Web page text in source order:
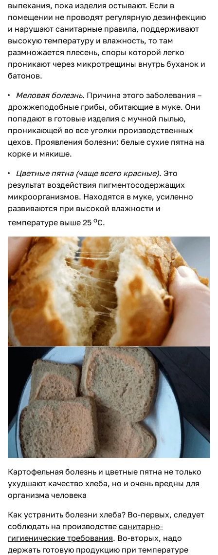
выпекания, пока изделия остывают. Если в
помещении не проводят регулярную дезинфекцию
и нарушают санитарные правила, поддерживают
высокую температуру и влажность, то там
размножается плесень, споры которой легко
проникают через микротрещины внутрь буханок и
батонов.
Меловая болезнь. Причина этого заболевания –
дрожжеподобные грибы, обитающие в муке. Они
попадают в готовые изделия с мучной пылью,
проникающей во все уголки производственных
цехов. Проявления болезни: белые сухие пятна на
корке и мякише.
Цветные пятна (чаще всего красные). Это
результат воздействия пигментосодержащих
микроорганизмов. Находятся в муке, усиленно
развиваются при высокой влажности и
температуре выше 25 оС.
Картофельная болезнь и цветные пятна не только
ухудшают качество хлеба, но и очень вредны для
организма человека
Как устранить болезни хлеба? Во-первых, следует
соблюдать на производстве санитарно-
гигиенические требования. Во-вторых, надо
держать готовую продукцию при температуре